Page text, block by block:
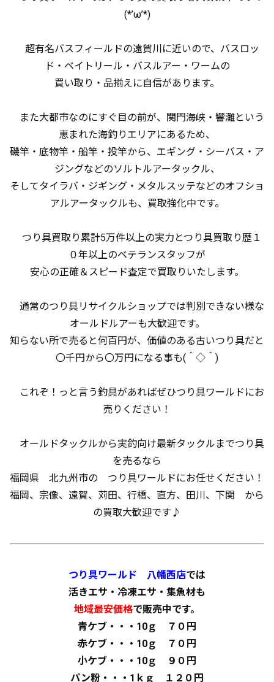
(*’ω’*)
超有名バスフィールドの遠賀川に近いので、バスロッ
ド・ベイトリール・バスルアー・ワームの
買い取り・品揃えに自信があります。
また大都市なのにすぐ目の前が、関門海峡・響灘という
恵まれた海釣りエリアにあるため、
磯竿・底物竿・船竿・投竿から、エギング・シーバス・ア
ジングなどのソルトルアータックル、
そしてタイラバ・ジギング・メタルスッテなどのオフショ
アルアータックルも、買取強化中です。
つり具買取り累計5万件以上の実力とつり具買取り歴１
０年以上のベテランスタッフが
安心の正確＆スピード査定で買取りいたします。
通常のつり具リサイクルショップでは判別できない様な
オールドルアーも大歓迎です。
知らない所で売ると何百円が、価値のある古いつり具だと
〇千円から〇万円になる事も(＾◇＾)
これぞ！っと言う釣具があればぜひつり具ワールドにお
売りください！
オールドタックルから実釣向け最新タックルまでつり具
を売るなら
福岡県 北九州市の つり具ワールドにお任せください！
福岡、宗像、遠賀、苅田、行橋、直方、田川、下関 から
の買取大歓迎です♪
つり具ワールド 八幡西店では
活きエサ・冷凍エサ・集魚材も
地域最安価格で販売中です。
青ケブ・・・10ｇ ７０円
赤ケブ・・・10ｇ ７０円
小ケブ・・・10ｇ ９０円
パン粉・・・1ｋｇ １２０円